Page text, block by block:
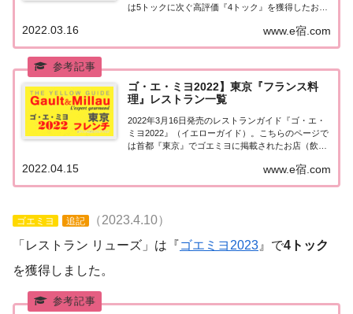
は5トックに次ぐ高評価『4トック』を獲得したお店
ついて一覧にまとめました。ゴエミヨ2022『4トッ
ク』東京関東「東京エリア」で「ゴ・...
www.e宿.com
2022.03.16
ゴ・エ・ミヨ2022】東京『フランス料
理』レストラン一覧
2022年3月16日発売のレストランガイド『ゴ・エ・
ミヨ2022』（イエローガイド）。こちらのページで
は首都『東京』でゴエミヨに掲載されたお店（飲食
チ）」のお店を一覧にまとめました。ゴエミヨ
2022『東京』フレンチ関東「東京エリア」で「...
www.e宿.com
2022.04.15
ゴエミヨ 追記
（2023.4.10）
「レストラン リューズ」は『ゴエミヨ2023』で4トック
を獲得しました。